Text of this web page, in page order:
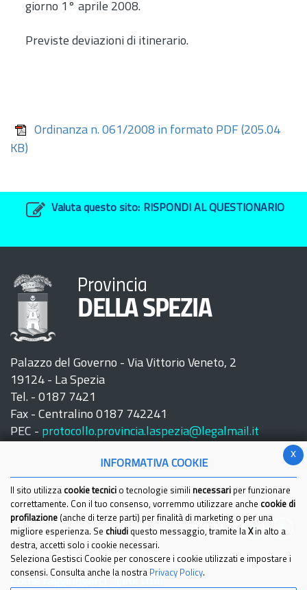
giorno 1° aprile 2008.
Previste deviazioni di itinerario.
Ordinanza n. 061/2008 in formato PDF (205.04
KB)
Valuta questo sito: RISPONDI AL QUESTIONARIO
Provincia
DELLA SPEZIA
Palazzo del Governo - Via Vittorio Veneto, 2
19124 - La Spezia
Tel. - 0187 7421
Fax - Centralino 0187 742241
PEC - protocollo.provincia.laspezia@legalmail.it
Seguici su:
x
INFORMATIVA COOKIE
Il sito utilizza cookie tecnici o tecnologie simili necessari per funzionare
correttamente. Con il tuo consenso, vorremmo utilizzare anche cookie di
profilazione (anche di terze parti) per finalità di marketing o per una
migliore esperienza. Se chiudi questo messaggio, tramite la Xin alto a
destra, accetti solo i cookie necessari.
Seleziona Gestisci Cookie per conoscere i cookie utilizzati e impostare i
consensi. Consulta anche la nostra Privacy Policy.